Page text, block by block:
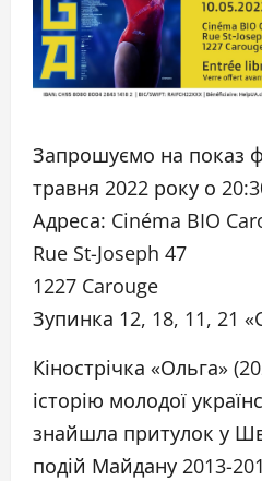
Запрошуємо на показ
травня 2022 року о
Адреса: Cinéma BIO
Rue St-Joseph 47
1227 Carouge
Зупинка 12, 18, 11, 21
Кінострічка «Ольга»
історію молодої
знайшла притулок у
подій Майдану 2013-